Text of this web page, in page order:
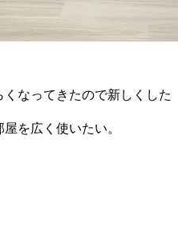
なってきたので新しくした
を広く使いたい。